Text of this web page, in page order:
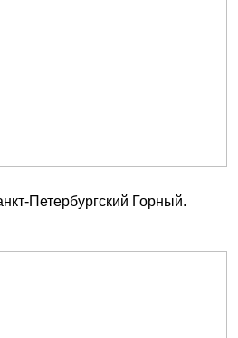
Петербургский Горный.